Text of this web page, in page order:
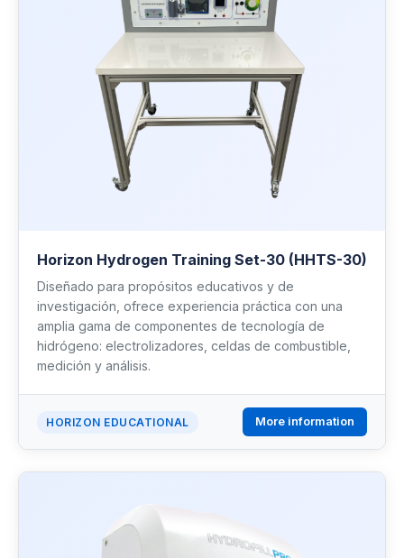
Horizon Hydrogen Training Set-30 (HHTS-30)
Diseñado para propósitos educativos y de
investigación, ofrece experiencia práctica con una
amplia gama de componentes de tecnología de
hidrógeno: electrolizadores, celdas de combustible,
medición y análisis.
HORIZON EDUCATIONAL More information